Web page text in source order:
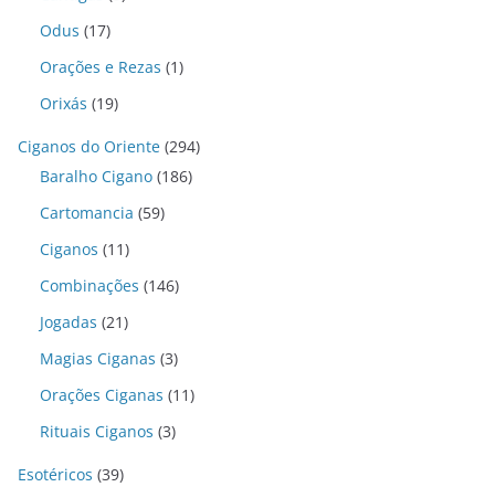
Odus (17)
Orações e Rezas (1)
Orixás (19)
Ciganos do Oriente (294)
Baralho Cigano (186)
Cartomancia (59)
Ciganos (11)
Combinações (146)
Jogadas (21)
Magias Ciganas (3)
Orações Ciganas (11)
Rituais Ciganos (3)
Esotéricos (39)